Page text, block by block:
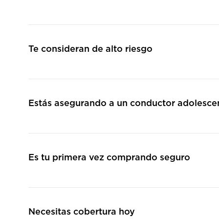
Te consideran de alto riesgo
Estás asegurando a un conductor
Es tu primera vez comprando seguro
Necesitas cobertura hoy